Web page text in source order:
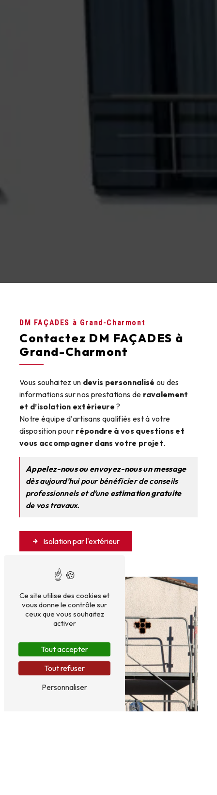
DM FAÇADES à Grand-Charmont
Contactez DM FAÇADES à
Grand-Charmont
Vous souhaitez un devis personnalisé ou des
informations sur nos prestations de ravalement
et d’isolation extérieure ?
Notre équipe d’artisans qualifiés est à votre
disposition pour répondre à vos questions et
vous accompagner dans votre projet.
Appelez-nous ou envoyez-nous un message
dès aujourd’hui pour bénéficier de conseils
professionnels et d’une estimation gratuite
de vos travaux.
Isolation par l'extérieur
Ce site utilise des cookies et
vous donne le contrôle sur
ceux que vous souhaitez
activer
Tout accepter
Tout refuser
Personnaliser